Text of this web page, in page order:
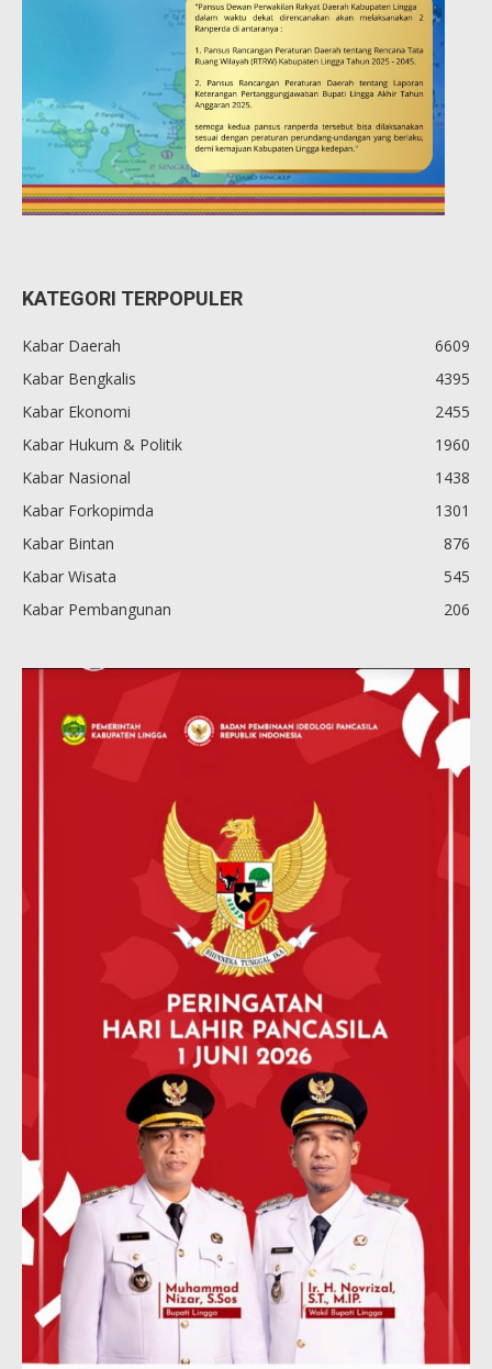
KATEGORI TERPOPULER
Kabar Daerah
6609
Kabar Bengkalis
4395
Kabar Ekonomi
2455
Kabar Hukum & Politik
1960
Kabar Nasional
1438
Kabar Forkopimda
1301
Kabar Bintan
876
Kabar Wisata
545
Kabar Pembangunan
206